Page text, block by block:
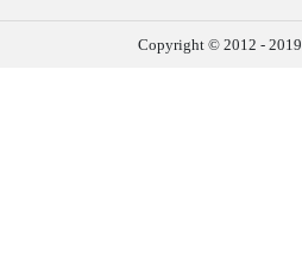
Copyright © 2012 - 2019